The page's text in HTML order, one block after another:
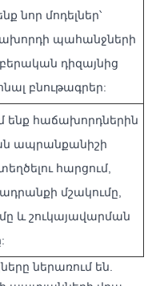
նոր մոդելներ՝
պահանջների
դիզայնից
բնութագրեր:
ենք հաճախորդներին
ապրանքանիշի
հարցում,
մշակումը,
և շուկայավարման
ներառում են.